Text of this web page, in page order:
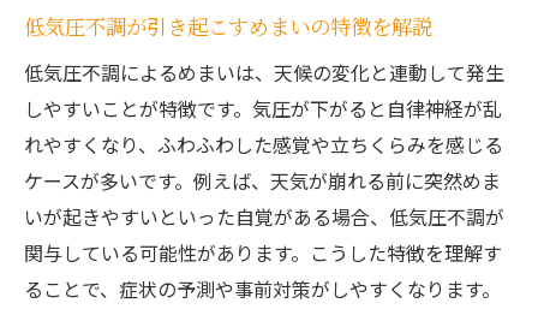
低気圧不調対策に役立つセルフケア方法
せんげん台駅周辺で感じる低気圧不調の特徴
せんげん台駅周辺で多い低気圧不調の傾向
と対策
地域特有の低気圧不調症状を詳しくご紹介
駅周辺の生活環境と低気圧不調の関連性を
探る
せんげん台駅利用者に多いめまいの体験例
低気圧不調が引き起こすめまいの特徴を解説
低気圧不調によるめまいは、天候の変化と連動して発生
しやすいことが特徴です。気圧が下がると自律神経が乱
れやすくなり、ふわふわした感覚や立ちくらみを感じる
ケースが多いです。例えば、天気が崩れる前に突然めま
いが起きやすいといった自覚がある場合、低気圧不調が
関与している可能性があります。こうした特徴を理解す
ることで、症状の予測や事前対策がしやすくなります。